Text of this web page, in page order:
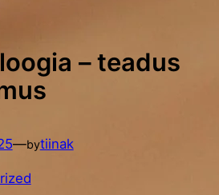
– teadus
—bytiinak